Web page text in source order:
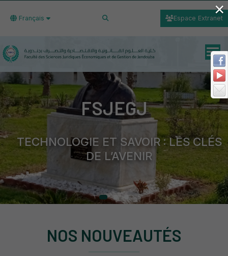
Français Espace Extranet
FSJEGJ
TECHNOLOGIE ET SAVOIR : LES CLÉS
DE L’AVENIR
NOS NOUVEAUTÉS
×